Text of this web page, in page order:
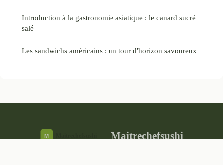
Introduction à la gastronomie asiatique : le canard sucré
salé
Les sandwichs américains : un tour d'horizon savoureux
Maitrechefsushi